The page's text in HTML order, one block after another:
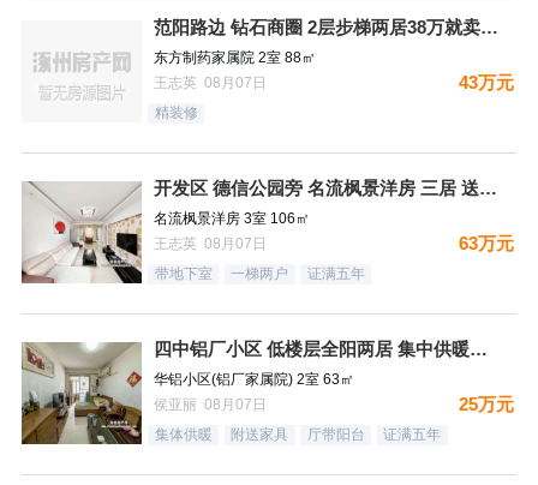
范阳路边 钻石商圈 2层步梯两居38万就卖哦！
东方制药家属院 2室 88㎡
王志英 08月07日
43万元
精装修
开发区 德信公园旁 名流枫景洋房 三居 送地下室
名流枫景洋房 3室 106㎡
王志英 08月07日
63万元
带地下室 一梯两户 证满五年
四中铝厂小区 低楼层全阳两居 集中供暖税费低
华铝小区(铝厂家属院) 2室 63㎡
侯亚丽 08月07日
25万元
集体供暖 附送家具 厅带阳台 证满五年